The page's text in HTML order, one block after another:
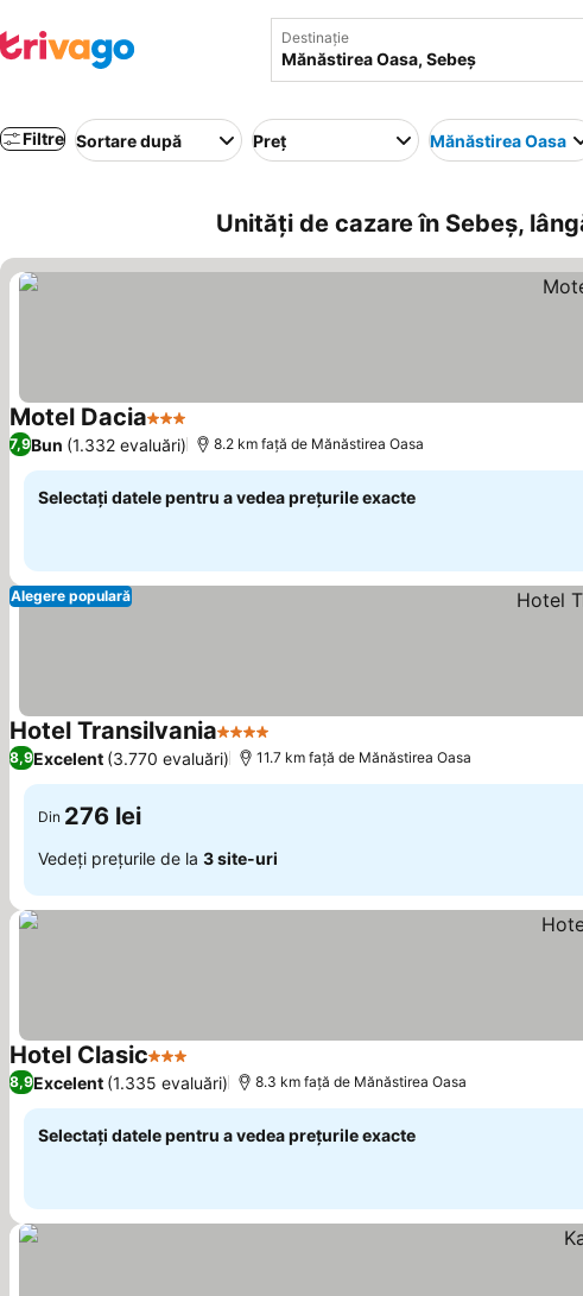
Destinație
Filtre Sortare după Preț Mănăstirea Oasa
Unități de cazare în Sebeş,
Motel Dacia3 Stele
7,9Bun (1.332 evaluări) 8.2 km faţă de Mănăstirea Oasa
Selectați datele pentru a vedea prețurile exacte
Alegere populară
Hotel Transilvania4 Stele
8,9Excelent (3.770 evaluări) 11.7 km faţă de Mănăstirea Oasa
Din 276 lei
Vedeți prețurile de la 3 site-uri
Hotel Clasic3 Stele
8,9Excelent (1.335 evaluări) 8.3 km faţă de Mănăstirea Oasa
Selectați datele pentru a vedea prețurile exacte